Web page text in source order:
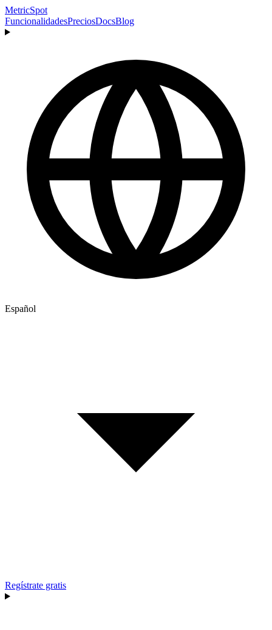
MetricSpot
FuncionalidadesPreciosDocsBlog
Español
Regístrate gratis